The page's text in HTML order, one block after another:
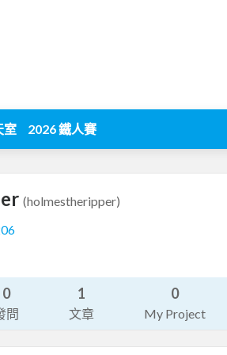
室 2026 鐵人賽
(holmestheripper)
0
問
1
文章
0
My Project